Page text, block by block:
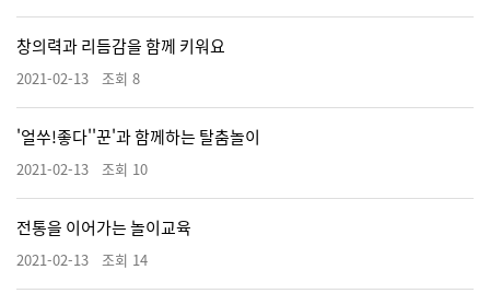
창의력과 리듬감을 함께 키워요
2021-02-13 조회 8
'얼쑤!좋다''꾼'과 함께하는 탈춤놀이
2021-02-13 조회 10
전통을 이어가는 놀이교육
2021-02-13 조회 14